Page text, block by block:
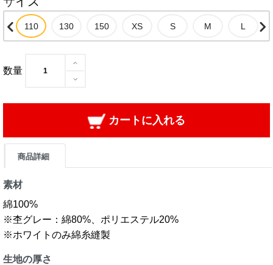
数量
カートに入れる
商品詳細
素材
綿100%
※杢グレー：綿80%、ポリエステル20%
※ホワイトのみ綿糸縫製
生地の厚さ